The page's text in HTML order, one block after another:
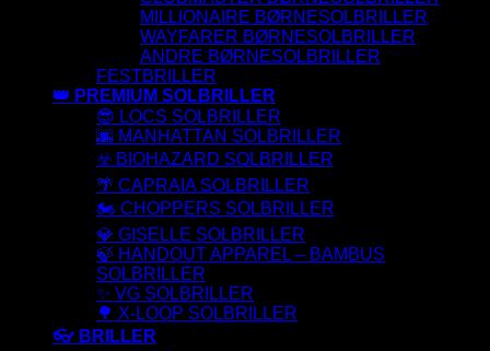
MILLIONAIRE BØRNESOLBRILLER
WAYFARER BØRNESOLBRILLER
ANDRE BØRNESOLBRILLER
FESTBRILLER
👑 PREMIUM SOLBRILLER
😎 LOCS SOLBRILLER
🌆 MANHATTAN SOLBRILLER
☣️ BIOHAZARD SOLBRILLER
🌴 CAPRAIA SOLBRILLER
🏍️ CHOPPERS SOLBRILLER
💎 GISELLE SOLBRILLER
🍃 HANDOUT APPAREL – BAMBUS
SOLBRILLER
✨ VG SOLBRILLER
🌳 X-LOOP SOLBRILLER
👓 BRILLER